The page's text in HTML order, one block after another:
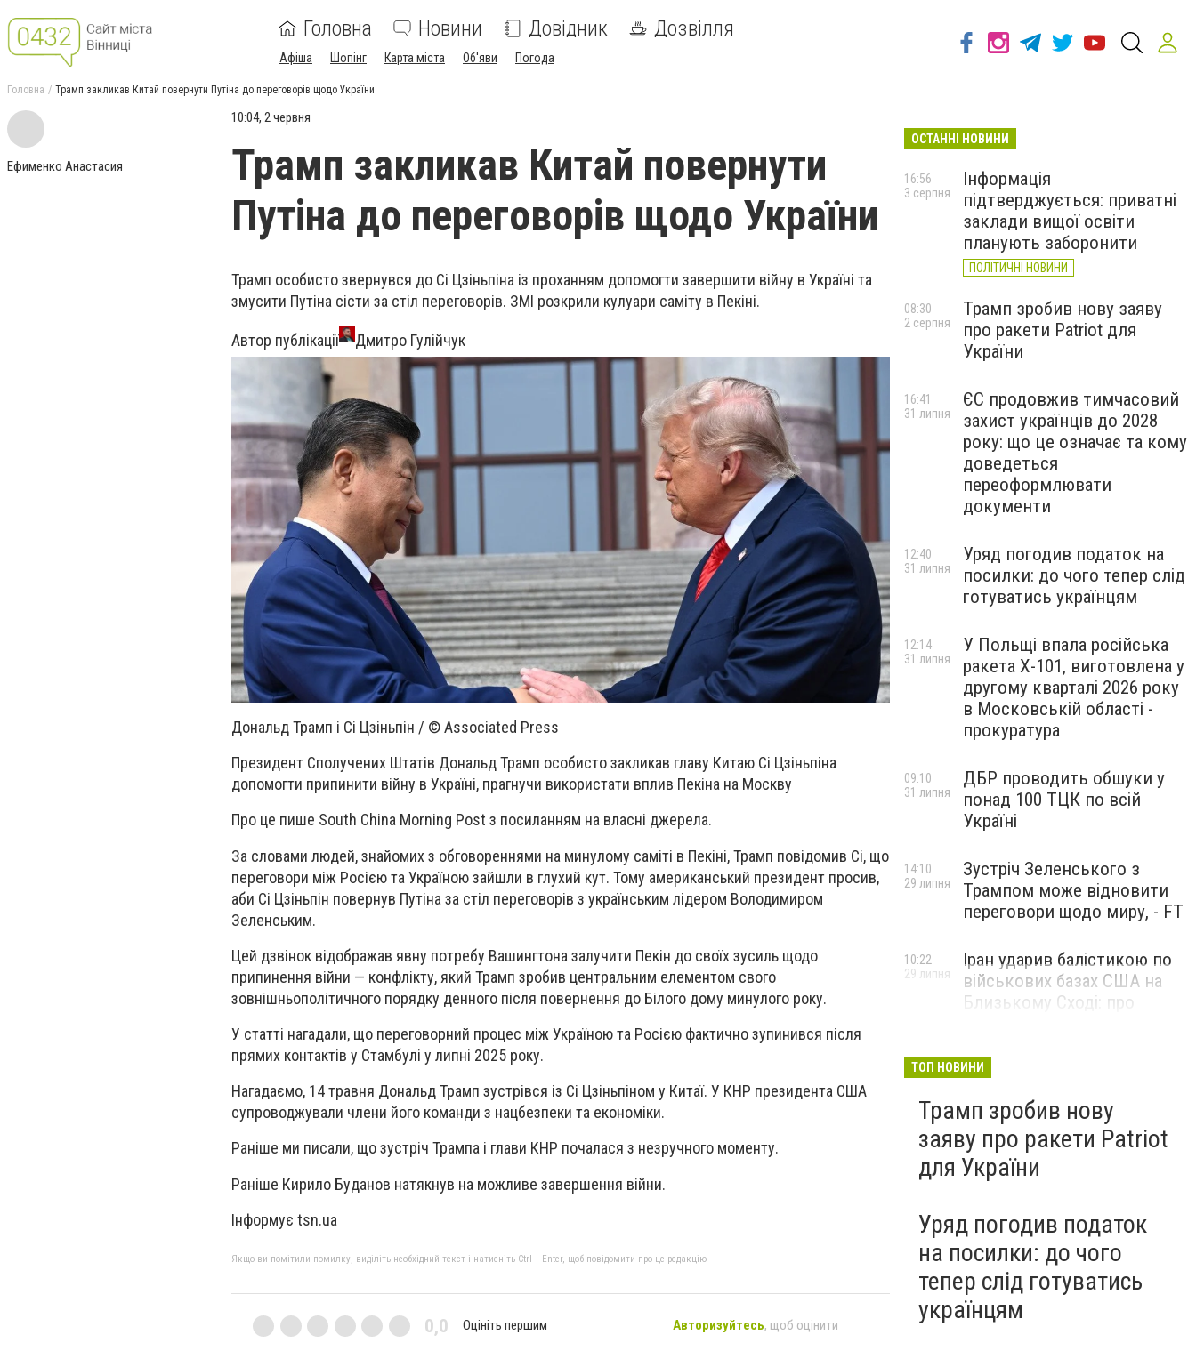
Головна Новини Довідник Дозвілля
Афіша Шопінг Карта міста Об'яви Погода
Головна Трамп закликав Китай повернути Путіна до переговорів щодо України
Ефименко Анастасия
10:04, 2 червня
Трамп закликав Китай повернути
Путіна до переговорів щодо України
Трамп особисто звернувся до Сі Цзіньпіна із проханням допомогти завершити війну в Україні та
змусити Путіна сісти за стіл переговорів. ЗМІ розкрили кулуари саміту в Пекіні.
Автор публікації Дмитро Гулійчук
Дональд Трамп і Сі Цзіньпін / © Associated Press
Президент Сполучених Штатів Дональд Трамп особисто закликав главу Китаю Сі Цзіньпіна
допомогти припинити війну в Україні, прагнучи використати вплив Пекіна на Москву
Про це пише South China Morning Post з посиланням на власні джерела.
За словами людей, знайомих з обговореннями на минулому саміті в Пекіні, Трамп повідомив Сі, що
переговори між Росією та Україною зайшли в глухий кут. Тому американський президент просив,
аби Сі Цзіньпін повернув Путіна за стіл переговорів з українським лідером Володимиром
Зеленським.
Цей дзвінок відображав явну потребу Вашингтона залучити Пекін до своїх зусиль щодо
припинення війни — конфлікту, який Трамп зробив центральним елементом свого
зовнішньополітичного порядку денного після повернення до Білого дому минулого року.
У статті нагадали, що переговорний процес між Україною та Росією фактично зупинився після
прямих контактів у Стамбулі у липні 2025 року.
Нагадаємо, 14 травня Дональд Трамп зустрівся із Сі Цзіньпіном у Китаї. У КНР президента США
супроводжували члени його команди з нацбезпеки та економіки.
Раніше ми писали, що зустріч Трампа і глави КНР почалася з незручного моменту.
Раніше Кирило Буданов натякнув на можливе завершення війни.
Інформує tsn.ua
Якщо ви помітили помилку, виділіть необхідний текст і натисніть Ctrl + Enter, щоб повідомити про це редакцію
0,0 Оцініть першим Авторизуйтесь, щоб оцінити
ОСТАННІ НОВИНИ
Інформація
підтверджується: приватні
заклади вищої освіти
планують заборонити
ПОЛІТИЧНІ НОВИНИ
16:56
3 серпня
Трамп зробив нову заяву
про ракети Patriot для
України
08:30
2 серпня
ЄС продовжив тимчасовий
захист українців до 2028
року: що це означає та кому
доведеться
переоформлювати
документи
16:41
31 липня
Уряд погодив податок на
посилки: до чого тепер слід
готуватись українцям
12:40
31 липня
У Польщі впала російська
ракета X-101, виготовлена у
другому кварталі 2026 року
в Московській області -
прокуратура
12:14
31 липня
ДБР проводить обшуки у
понад 100 ТЦК по всій
Україні
09:10
31 липня
Зустріч Зеленського з
Трампом може відновити
переговори щодо миру, - FT
14:10
29 липня
Іран ударив балістикою по
військових базах США на
Близькому Сході: про
10:22
29 липня
ТОП НОВИНИ
Трамп зробив нову
заяву про ракети Patriot
для України
Уряд погодив податок
на посилки: до чого
тепер слід готуватись
українцям